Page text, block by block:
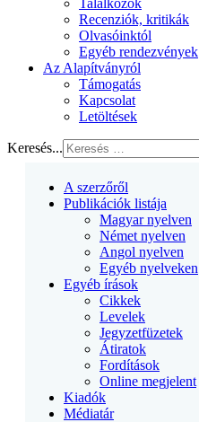
Találkozók
Recenziók, kritikák
Olvasóinktól
Egyéb rendezvények
Az Alapítványról
Támogatás
Kapcsolat
Letöltések
Keresés...
A szerzőről
Publikációk listája
Magyar nyelven
Német nyelven
Angol nyelven
Egyéb nyelveken
Egyéb írások
Cikkek
Levelek
Jegyzetfüzetek
Átiratok
Fordítások
Online megjelent
Kiadók
Médiatár